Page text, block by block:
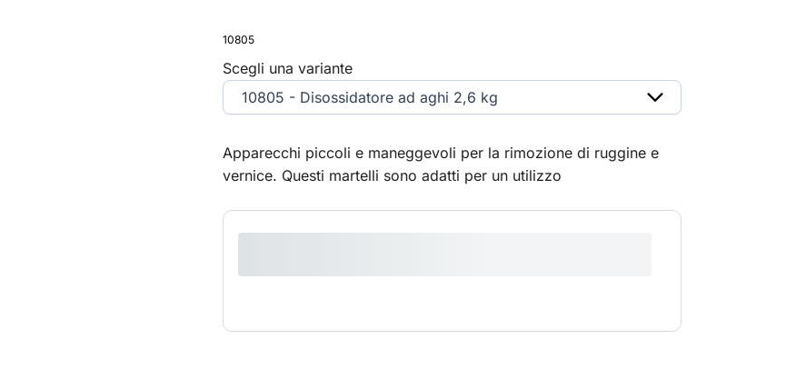
10805
Apparecchi piccoli e maneggevoli per la rimozione di ruggine e
vernice. Questi martelli sono adatti per un utilizzo
Noleggia il nostro compressore elettrico da 400 l (10604).
Scegli una variante
10805 - Disossidatore ad aghi 2,6 kg